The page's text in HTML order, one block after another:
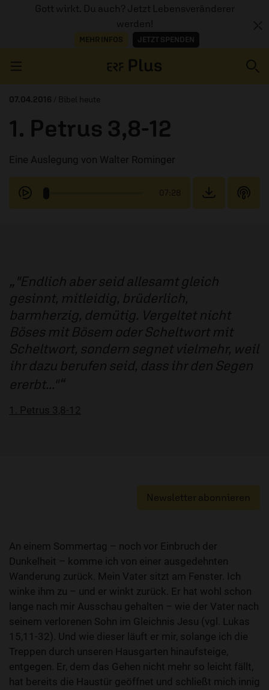
Gott wirkt. Du auch? Jetzt Lebensveränderer
werden!
MEHR INFOS JETZT SPENDEN
AUDIOTHEK
PROGRAMM
07.04.2016 / Bibel heute
1. Petrus 3,8-12
Eine Auslegung von Walter Rominger
07:28
"Endlich aber seid allesamt gleich
gesinnt, mitleidig, brüderlich,
barmherzig, demütig. Vergeltet nicht
Böses mit Bösem oder Scheltwort mit
Scheltwort, sondern segnet vielmehr, weil
ihr dazu berufen seid, dass ihr den Segen
ererbt..."
1. Petrus 3,8-12
Newsletter abonnieren
An einem Sommertag – noch vor Einbruch der
Dunkelheit – komme ich von einer ausgedehnten
Wanderung zurück. Mein Vater sitzt am Fenster. Ich
winke ihm zu – und er winkt zurück. Er hat wohl schon
lange nach mir Ausschau gehalten – wie der Vater nach
seinem verlorenen Sohn im Gleichnis Jesu (vgl. Lukas
15,11-32). Und wie dieser läuft er mir, solange ich die
Treppen durch unseren Hausgarten hinaufsteige,
entgegen. Er, dem das Gehen nicht mehr so leicht fällt,
hat bereits die Haustür geöffnet und schließt mich innig